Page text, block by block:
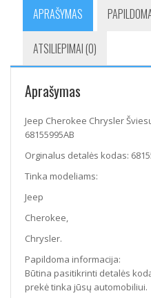
APRAŠYMAS
ATSILIEPIMAI (0)
Aprašymas
Jeep Cherokee Chrysler
68155995AB
Orginalus detalės kodas:
Tinka modeliams:
Jeep
Cherokee,
Chrysler.
Papildoma informacija:
Būtina pasitikrinti detalės
prekė tinka jūsų automobiliui.